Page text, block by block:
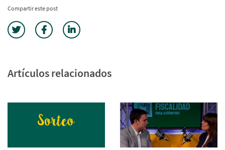
Compartir este post
Artículos relacionados